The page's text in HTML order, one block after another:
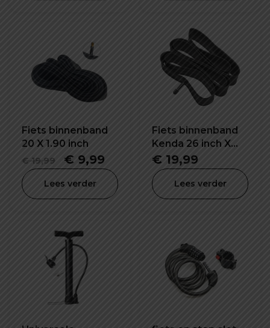
Fiets binnenband
20 X 1.90 inch
€19,99
Oorspronkelijke
prijs
€ 9,99 Huidige
prijs
is:
Lees verder
Fiets binnenband
Kenda 26 inch X
4.0 K1188
€ 19,99
Lees verder